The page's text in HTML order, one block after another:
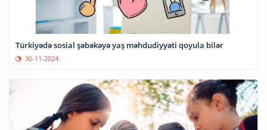
Türkiyədə sosial şəbəkəyə yaş məhdudiyyəti qoyula bilər
30-11-2024